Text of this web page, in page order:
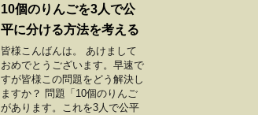
10個のりんごを3人で公
平に分ける方法を考える
皆様こんばんは。 あけまして
おめでとうございます。早速で
すが皆様この問題をどう解決し
ますか？ 問題「10個のりんご
があります。これを3人で公平